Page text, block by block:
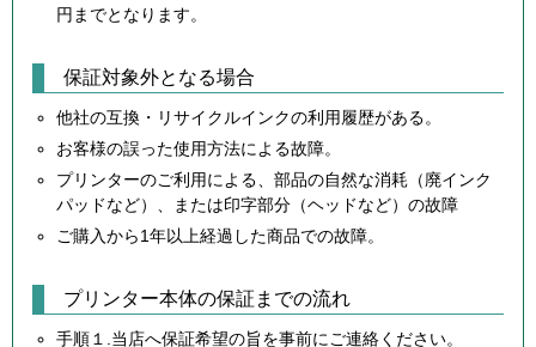
円までとなります。
保証対象外となる場合
他社の互換・リサイクルインクの利用履歴がある。
お客様の誤った使用方法による故障。
プリンターのご利用による、部品の自然な消耗（廃インク
パッドなど）、または印字部分（ヘッドなど）の故障
ご購入から1年以上経過した商品での故障。
プリンター本体の保証までの流れ
手順１.当店へ保証希望の旨を事前にご連絡ください。